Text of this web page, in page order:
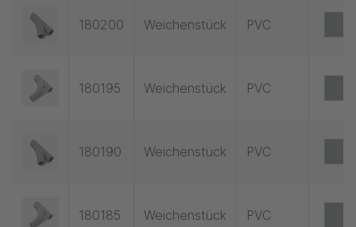
180200 Weichenstück PVC
180195 Weichenstück PVC
180190 Weichenstück PVC
180185 Weichenstück PVC